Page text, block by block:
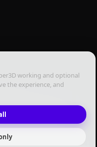
working and optional
the experience, and
di Adempimento